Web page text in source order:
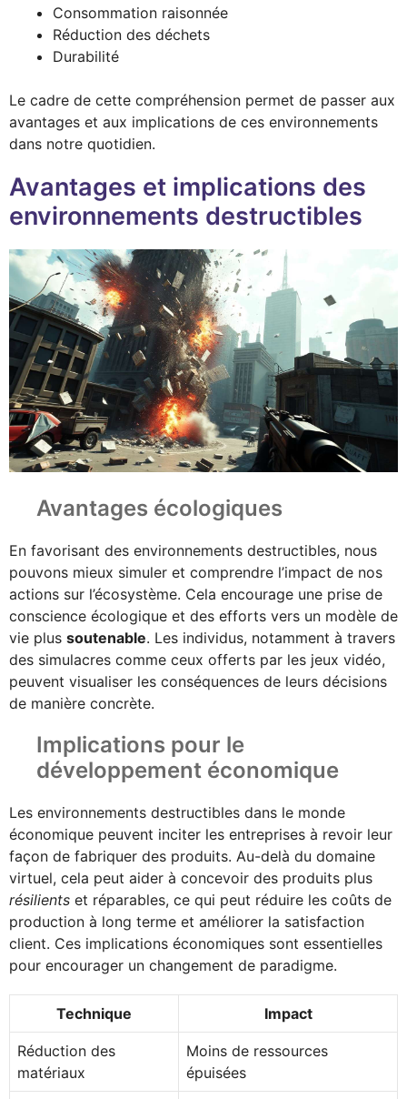
Consommation raisonnée
Réduction des déchets
Durabilité
Le cadre de cette compréhension permet de passer aux
avantages et aux implications de ces environnements
dans notre quotidien.
Avantages et implications des
environnements destructibles
Avantages écologiques
En favorisant des environnements destructibles, nous
pouvons mieux simuler et comprendre l’impact de nos
actions sur l’écosystème. Cela encourage une prise de
conscience écologique et des efforts vers un modèle de
vie plus soutenable. Les individus, notamment à travers
des simulacres comme ceux offerts par les jeux vidéo,
peuvent visualiser les conséquences de leurs décisions
de manière concrète.
Implications pour le
développement économique
Les environnements destructibles dans le monde
économique peuvent inciter les entreprises à revoir leur
façon de fabriquer des produits. Au-delà du domaine
virtuel, cela peut aider à concevoir des produits plus
résilients et réparables, ce qui peut réduire les coûts de
production à long terme et améliorer la satisfaction
client. Ces implications économiques sont essentielles
pour encourager un changement de paradigme.
Technique Impact
Réduction des
matériaux
Moins de ressources
épuisées